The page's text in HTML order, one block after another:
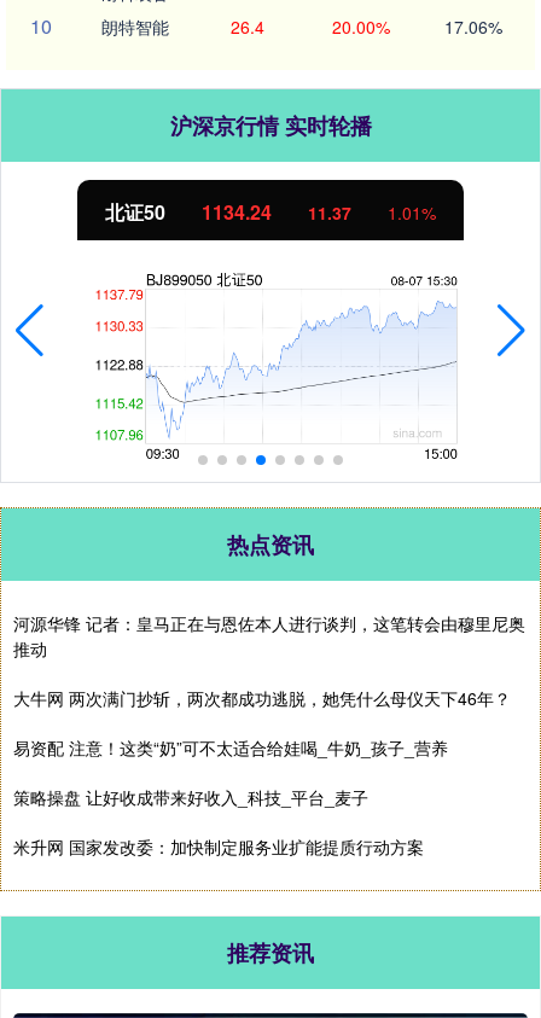
10 朗特智能 26.4 20.00% 17.06%
沪深京行情 实时轮播
北证50 1134.24 11.37 1.01%
热点资讯
河源华锋 记者：皇马正在与恩佐本人进行谈判，这笔转会由穆里尼奥
推动
大牛网 两次满门抄斩，两次都成功逃脱，她凭什么母仪天下46年？
易资配 注意！这类“奶”可不太适合给娃喝_牛奶_孩子_营养
策略操盘 让好收成带来好收入_科技_平台_麦子
米升网 国家发改委：加快制定服务业扩能提质行动方案
推荐资讯